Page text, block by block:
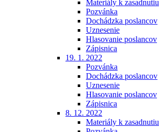
Materiály k zasadnutiu
Pozvánka
Dochádzka poslancov
Uznesenie
Hlasovanie poslancov
Zápisnica
19. 1. 2022
Pozvánka
Dochádzka poslancov
Uznesenie
Hlasovanie poslancov
Zápisnica
8. 12. 2022
Materiály k zasadnutiu